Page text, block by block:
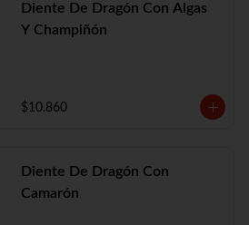
Diente De Dragón Con Algas
Y Champiñón
$10.860
Diente De Dragón Con
Camarón